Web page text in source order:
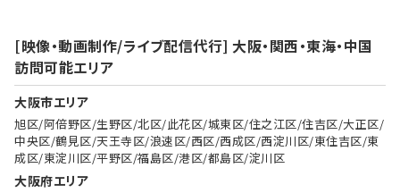
[映像・動画制作/ライブ配信代行] 大阪・関西・東海・中国
訪問可能エリア
大阪市エリア
旭区/阿倍野区/生野区/北区/此花区/城東区/住之江区/住吉区/大正区/
中央区/鶴見区/天王寺区/浪速区/西区/西成区/西淀川区/東住吉区/東
成区/東淀川区/平野区/福島区/港区/都島区/淀川区
大阪府エリア